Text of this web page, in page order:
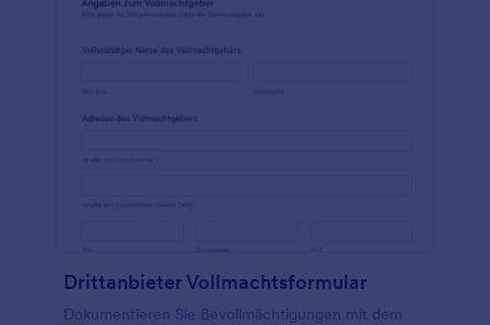
Drittanbieter Vollmachtsformular
Dokumentieren Sie Bevollmächtigungen mit dem